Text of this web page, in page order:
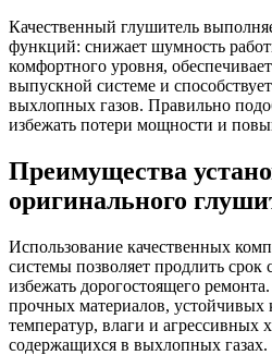
Качественный глушитель
функций: снижает шумность
комфортного уровня,
выпускной системе и
выхлопных газов. Правильно
избежать потери мощности и
Преимущества
оригинального
Использование качественных
системы позволяет продлить срок
избежать дорогостоящего
прочных материалов, устойчивых
температур, влаги и агрессивных
содержащихся в выхлопных газах.